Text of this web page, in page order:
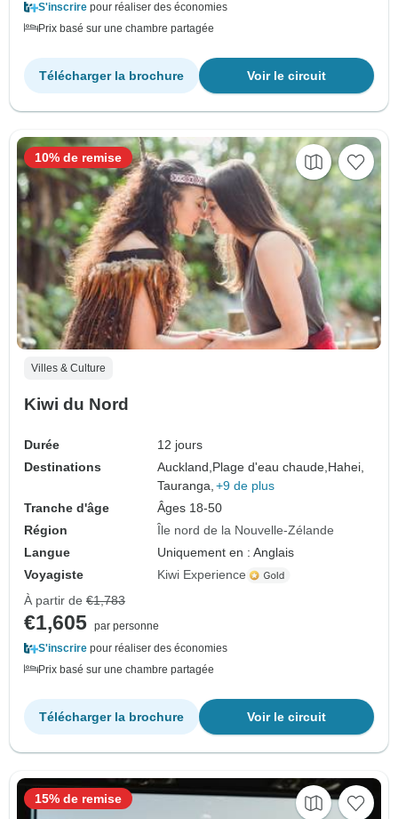
S'inscrire pour réaliser des économies
Prix basé sur une chambre partagée
Voir le circuit
Télécharger la brochure
Villes & Culture
Kiwi du Nord
Durée
12 jours
Destinations
Auckland,Plage d'eau chaude,Hahei,
Tauranga, +9 de plus
Tranche d'âge
Âges 18-50
Région
Île nord de la Nouvelle-Zélande
Langue
Uniquement en : Anglais
Voyagiste
Kiwi Experience
10% de remise
À partir de €1,783
€1,605 par personne
S'inscrire pour réaliser des économies
Prix basé sur une chambre partagée
Voir le circuit
Télécharger la brochure
15% de remise